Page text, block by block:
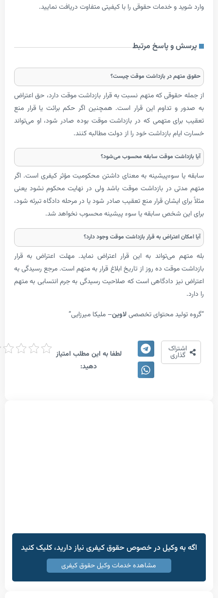
و خدمات حقوقی را با کیفیتی متفاوت دریافت نمایید.
و پاسخ مرتبط
در بازداشت موقت چیست؟
که متهم نسبت به قرار بازداشت موقت دارد، حق اعتراض
تداوم این قرار است. همچنین اگر حکم برائت یا قرار منع
متهمی که در بازداشت موقت بوده صادر شود، او می‌تواند
بازداشت خود را از دولت مطالبه کنند.
موقت سابقه محسوب می‌شود؟
سوءپیشینه به معنای داشتن محکومیت مؤثر کیفری است. اگر
در بازداشت موقت باشد ولی در نهایت محکوم نشود یعنی
ایشان قرار منع تعقیب صادر شود یا در مرحله دادگاه تبرئه شود،
شخص سابقه یا سوء پیشینه محسوب نخواهد شد.
اعتراض به قرار بازداشت موقت وجود دارد؟
می‌تواند به این قرار اعتراض نماید. مهلت اعتراض به قرار
ده روز از تاریخ ابلاغ قرار به متهم است. مرجع رسیدگی به
دادگاهی است که صلاحیت رسیدگی به جرم انتسابی به متهم
محتوای تخصصیلاوین– ملیکا میرزایی”
لطفا به این مطلب امتیاز
امتیاز
دهی
وکیل در خصوص حقوق کیفری نیاز دارید، کلیک کنید
مشاهده خدمات وکیل حقوق کیفری